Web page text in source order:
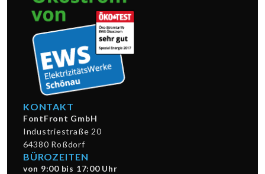
KONTAKT
FontFront GmbH
Industriestraße 20
64380 Roßdorf
BÜROZEITEN
von 9:00 bis 17:00 Uhr